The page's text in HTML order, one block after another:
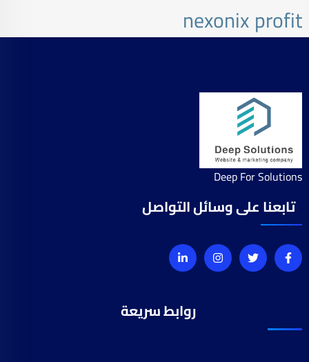
nexonix profit
Deep For Solutions
تابعنا على وسائل التواصل
روابط سريعة